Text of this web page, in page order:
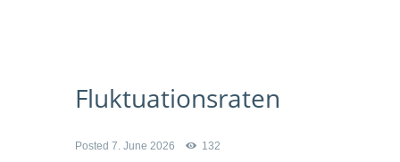
Fluktuationsraten
Posted 7. June 2026 132